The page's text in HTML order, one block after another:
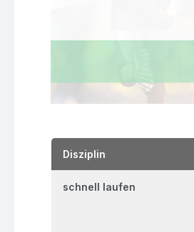
Disziplin
schnell laufen